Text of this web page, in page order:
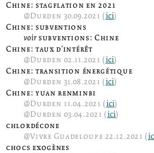
Chine: stagflation en 2021
@Durden 30.09.2021 (ici)
Chine: subventions
voir subventions: Chine
Chine: taux d’intérêt
@Durden 02.11.2021 (ici)
Chine: transition énergétique
@Durden 31.08.2021 (ici)
Chine: yuan renminbi
@Durden 11.04.2021 (ici)
@Durden 03.04.2021 (ici)
chlordécone
@Vivre Guadeloupe22.12.2021 (
chocs exogènes